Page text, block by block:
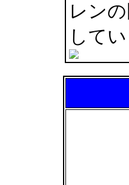
レン
して